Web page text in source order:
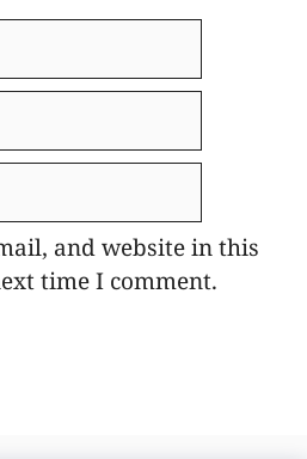
and website in this
time I comment.